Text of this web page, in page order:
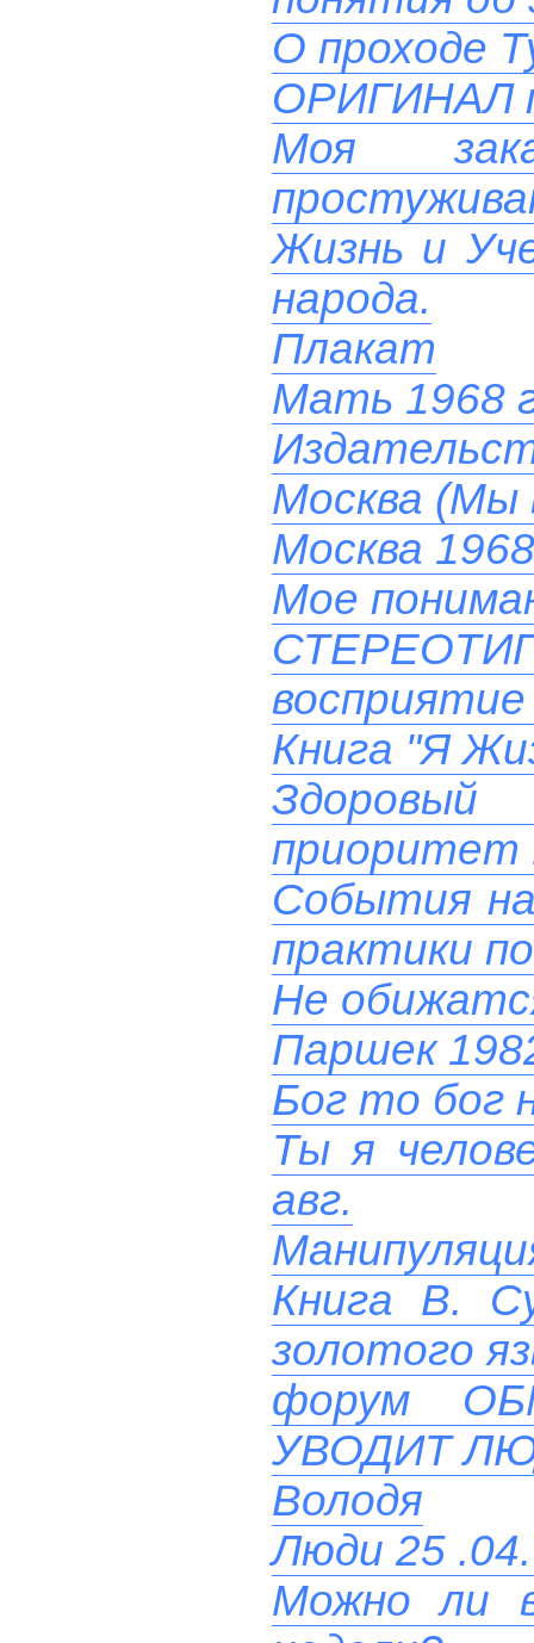
О проходе
ОРИГИНАЛ
Моя
Жизнь и
народа.
Плакат
Мать 1968
Москва (Мы
Москва
Мое
восприятие
Книга "Я
приоритет
События
практики
Не
Паршек
Бог то бог
Ты я
авг.
Книга В.
золотого
форум
УВОДИТ
Володя
Люди 25
Можно ли